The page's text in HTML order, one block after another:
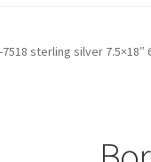
sterling silver 7.5×18″